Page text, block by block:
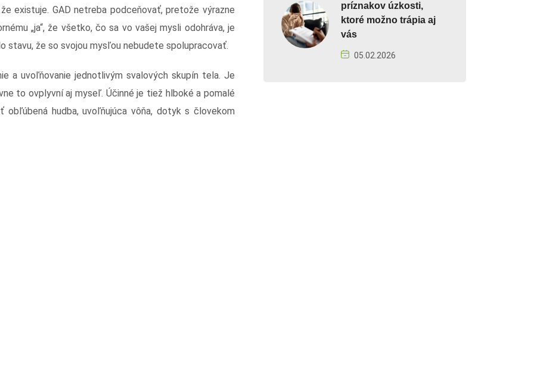
existuje. GAD netreba podceňovať, pretože výrazne
„ja“, že všetko, čo sa vo vašej mysli odohráva, je
stavu, že so svojou mysľou nebudete spolupracovať.
a uvoľňovanie jednotlivým svalových skupín tela. Je
to ovplyvní aj myseľ. Účinné je tiež hlboké a pomalé
obľúbená hudba, uvoľňujúca vôňa, dotyk s človekom
príznakov úzkosti,
ktoré možno trápia aj
vás
05.02.2026